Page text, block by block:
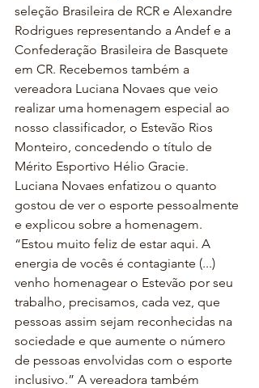
seleção Brasileira de RCR e Alexandre
Rodrigues representando a Andef e a
Confederação Brasileira de Basquete
em CR. Recebemos também a
vereadora Luciana Novaes que veio
realizar uma homenagem especial ao
nosso classificador, o Estevão Rios
Monteiro, concedendo o título de
Mérito Esportivo Hélio Gracie.
Luciana Novaes enfatizou o quanto
gostou de ver o esporte pessoalmente
e explicou sobre a homenagem.
“Estou muito feliz de estar aqui. A
energia de vocês é contagiante (...)
venho homenagear o Estevão por seu
trabalho, precisamos, cada vez, que
pessoas assim sejam reconhecidas na
sociedade e que aumente o número
de pessoas envolvidas com o esporte
inclusivo.” A vereadora também